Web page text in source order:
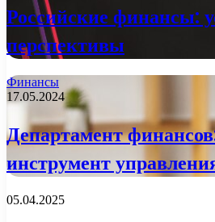
Российские финансы:
перспективы
Финансы
17.05.2024
Департамент
инструмент
05.04.2025